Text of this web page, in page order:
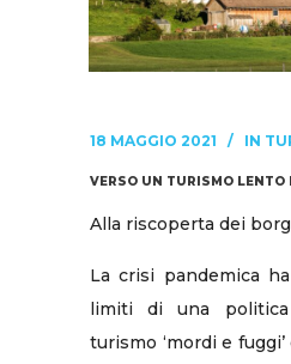
18 MAGGIO 2021 IN
VERSO UN TURISMO LENTO
Alla riscoperta dei
La crisi pandemica
limiti di una politica
turismo ‘mordi e